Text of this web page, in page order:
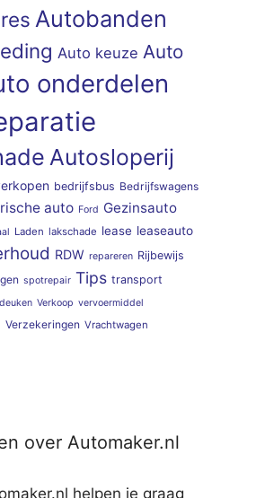
Autobanden
Auto keuze Auto
onderdelen
Autosloperij
bedrijfsbus Bedrijfswagens
auto Ford Gezinsauto
Laden lakschade lease leaseauto
RDW repareren Rijbewijs
spotrepair Tips transport
Verkoop vervoermiddel
Verzekeringen Vrachtwagen
over Automaker.nl
helpen je graag